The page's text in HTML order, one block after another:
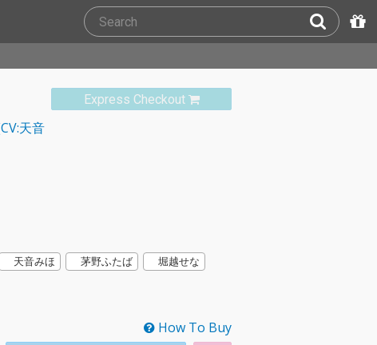
Express Checkout
天音
天音みほ 茅野ふたば
堀越せな
How To Buy